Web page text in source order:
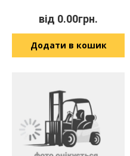
від 0.00грн.
Додати в кошик